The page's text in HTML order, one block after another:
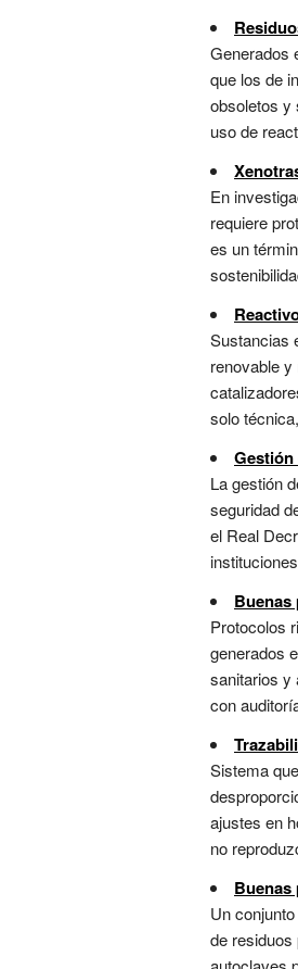
Generados
que los de
obsoletos y
uso de
En
requiere
es un
Sustancias
renovable
solo
La gestión
seguridad
el Real
Protocolos
generados
sanitarios y
con
Sistema
ajustes en
no
Un
de